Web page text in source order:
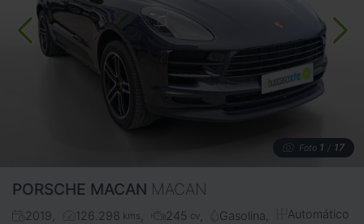
Foto 1 / 17
PORSCHE MACAN MACAN
2019 126.298 kms 245 cv Gasolina Automático